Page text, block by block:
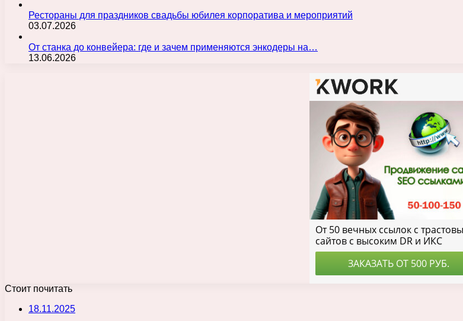
Рестораны для праздников свадьбы юбилея корпоратива и мероприятий
03.07.2026
От станка до конвейера: где и зачем применяются энкодеры на…
13.06.2026
Стоит почитать
18.11.2025